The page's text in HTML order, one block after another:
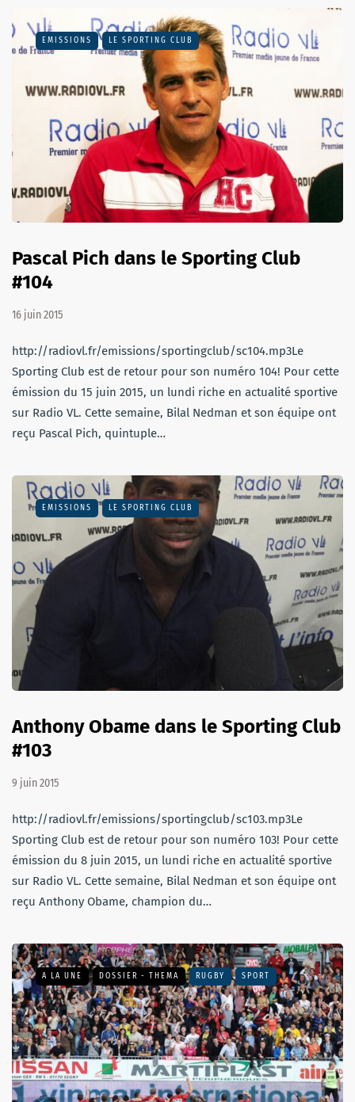
EMISSIONS LE SPORTING CLUB
Pascal Pich dans le Sporting Club
#104
16 juin 2015
http://radiovl.fr/emissions/sportingclub/sc104.mp3Le
Sporting Club est de retour pour son numéro 104! Pour cette
émission du 15 juin 2015, un lundi riche en actualité sportive
sur Radio VL. Cette semaine, Bilal Nedman et son équipe ont
reçu Pascal Pich, quintuple…
EMISSIONS LE SPORTING CLUB
Anthony Obame dans le Sporting Club
#103
9 juin 2015
http://radiovl.fr/emissions/sportingclub/sc103.mp3Le
Sporting Club est de retour pour son numéro 103! Pour cette
émission du 8 juin 2015, un lundi riche en actualité sportive
sur Radio VL. Cette semaine, Bilal Nedman et son équipe ont
reçu Anthony Obame, champion du…
A LA UNE DOSSIER - THEMA RUGBY SPORT